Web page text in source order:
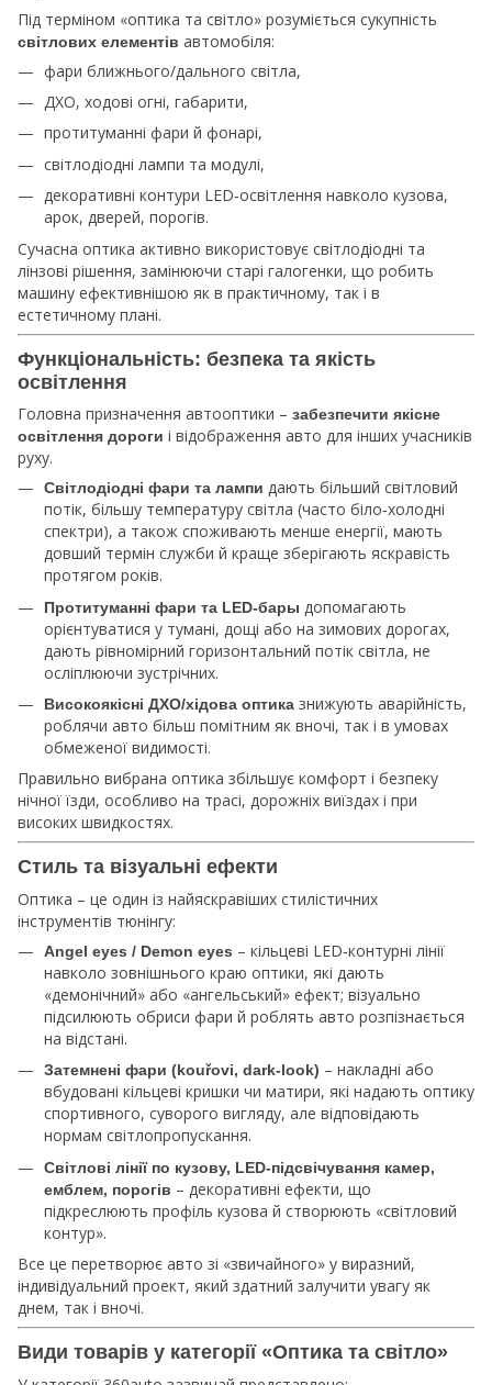
Під терміном «оптика та світло» розуміється сукупність
світлових елементів автомобіля:
фари ближнього/дального світла,
ДХО, ходові огні, габарити,
протитуманні фари й фонарі,
світлодіодні лампи та модулі,
декоративні контури LED‑освітлення навколо кузова,
арок, дверей, порогів.
Сучасна оптика активно використовує світлодіодні та
лінзові рішення, замінюючи старі галогенки, що робить
машину ефективнішою як в практичному, так і в
естетичному плані.
Функціональність: безпека та якість
освітлення
Головна призначення автооптики – забезпечити якісне
освітлення дороги і відображення авто для інших учасників
руху.
Світлодіодні фари та лампи дають більший світловий
потік, більшу температуру світла (часто біло‑холодні
спектри), а також споживають менше енергії, мають
довший термін служби й краще зберігають яскравість
протягом років.
Протитуманні фари та LED‑бары допомагають
орієнтуватися у тумані, дощі або на зимових дорогах,
дають рівномірний горизонтальний потік світла, не
осліплюючи зустрічних.
Високоякісні ДХО/хідова оптика знижують аварійність,
роблячи авто більш помітним як вночі, так і в умовах
обмеженої видимості.
Правильно вибрана оптика збільшує комфорт і безпеку
нічної їзди, особливо на трасі, дорожніх виїздах і при
високих швидкостях.
Стиль та візуальні ефекти
Оптика – це один із найяскравіших стилістичних
інструментів тюнінгу:
Angel eyes / Demon eyes – кільцеві LED‑контурні лінії
навколо зовнішнього краю оптики, які дають
«демонічний» або «ангельський» ефект; візуально
підсилюють обриси фари й роблять авто розпізнається
на відстані.
Затемнені фари (kouřovі, dark‑look) – накладні або
вбудовані кільцеві кришки чи матири, які надають оптику
спортивного, суворого вигляду, але відповідають
нормам світлопропускання.
Світлові лінії по кузову, LED‑підсвічування камер,
емблем, порогів – декоративні ефекти, що
підкреслюють профіль кузова й створюють «світловий
контур».
Все це перетворює авто зі «звичайного» у виразний,
індивідуальний проект, який здатний залучити увагу як
днем, так і вночі.
Види товарів у категорії «Оптика та світло»